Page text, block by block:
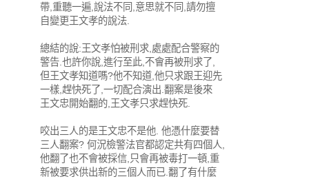
帶,重聽一遍,說法不同,意思就不同,請勿擅
自變更王文孝的說法.
總結的說:王文孝怕被刑求,處處配合警察的
警告.也許你說,進行至此,不會再被刑求了,
但王文孝知道嗎?他不知道,他只求跟王迎先
一樣,趕快死了,一切配合演出.翻案是後來
王文忠開始翻的,王文孝只求趕快死.
咬出三人的是王文忠不是他. 他憑什麼要替
三人翻案? 何況檢警法官都認定共有四個人,
他翻了也不會被採信,只會再被毒打一頓,重
新被要求供出新的三個人而已.翻了有什麼